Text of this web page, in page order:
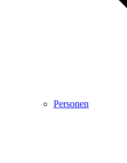
Personen